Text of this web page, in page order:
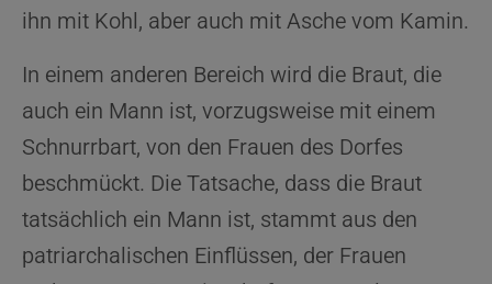
ihn mit Kohl, aber auch mit Asche vom Kamin.
In einem anderen Bereich wird die Braut, die
auch ein Mann ist, vorzugsweise mit einem
Schnurrbart, von den Frauen des Dorfes
beschmückt. Die Tatsache, dass die Braut
tatsächlich ein Mann ist, stammt aus den
patriarchalischen Einflüssen, der Frauen